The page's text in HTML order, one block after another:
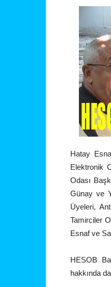
Hatay
Elektronik
Odası
Günay ve
Üyeleri,
Tamirciler
Esnaf ve
HESOB
hakkında